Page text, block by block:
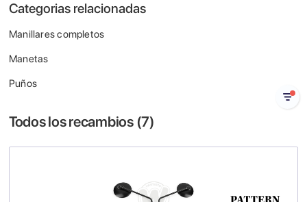
Categorias relacionadas
Manillares completos
Manetas
Puños
Todos los recambios (7)